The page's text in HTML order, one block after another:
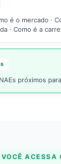
é o mercado ·
· Como é a
próximos
VOCÊ ACESSA